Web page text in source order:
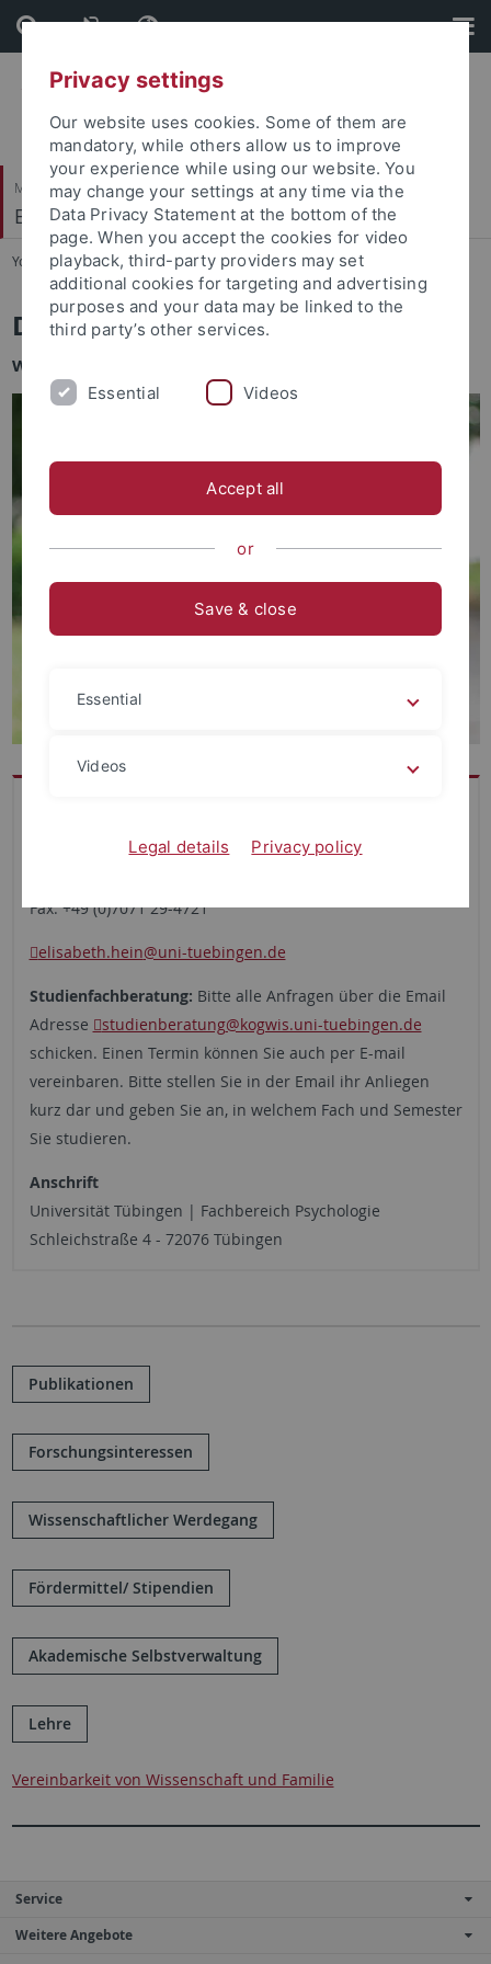
Skip
to
content
Skip
to
footer
Mathematisch-Naturwissenschaftliche Fakultät
Evolutionäre Kognition (Kognitionswissenschaft)
You are here: Startseite ... Mitarbeiter*innen
Dr. rer. nat. Elisabeth Hein
Wissenschaftliche Mitarbeiterin, Studienfachberatung
Schleichstraße 4. Ebene 2, Zimmer 4240
Fax: +49 (0)7071 29-4721
elisabeth.hein@uni-tuebingen.de
Studienfachberatung: Bitte alle Anfragen über die Email
Adresse
studienberatung@kogwis.uni-tuebingen.de
schicken. Einen Termin können Sie auch per E-mail
vereinbaren. Bitte stellen Sie in der Email ihr Anliegen
kurz dar und geben Sie an, in welchem Fach und Semester
Sie studieren.
Anschrift
Universität Tübingen | Fachbereich Psychologie
Schleichstraße 4 - 72076 Tübingen
Publikationen
Forschungsinteressen
Wissenschaftlicher Werdegang
Fördermittel/ Stipendien
Akademische Selbstverwaltung
Lehre
Vereinbarkeit von Wissenschaft und Familie
Service
Weitere Angebote
Privacy settings
Our website uses cookies. Some of them are
mandatory, while others allow us to improve
your experience while using our website. You
may change your settings at any time via the
Data Privacy Statement at the bottom of the
page. When you accept the cookies for video
playback, third-party providers may set
additional cookies for targeting and advertising
purposes and your data may be linked to the
third party’s other services.
Essential Videos
Accept all
or
Save & close
Essential
Videos
Legal details Privacy policy